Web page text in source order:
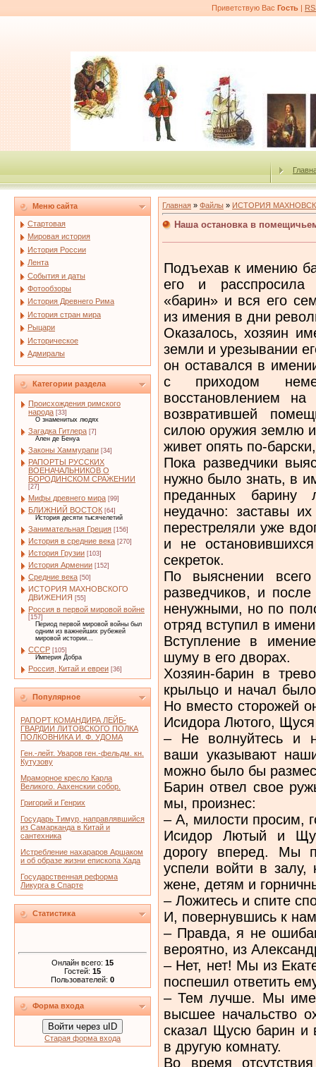
Приветствую Вас Гость |
Меню сайта
Стартовая
Мировая история
История России
Лента
События и даты
Фотообзоры
История Древнего Рима
История стран мира
Рыцари
Историческое
Адмиралы
Категории раздела
Происхождения римского
народа [33]
О знаменитых людях
Загадка Гитлера [7]
Ален де Бенуа
Законы Хаммурапи [34]
РАПОРТЫ РУССКИХ
ВОЕНАЧАЛЬНИКОВ О
БОРОДИНСКОМ СРАЖЕНИИ
[27]
Мифы древнего мира [99]
БЛИЖНИЙ ВОСТОК [64]
История десяти тысячелетий
Занимательная Греция [156]
История в средние века [270]
История Грузии [103]
История Армении [152]
Средние века [50]
ИСТОРИЯ МАХНОВСКОГО
ДВИЖЕНИЯ [55]
Россия в первой мировой войне
[157]
Период первой мировой войны был
одним из важнейших рубежей
мировой истории...
СССР [105]
Империя Добра
Россия, Китай и евреи [36]
Популярное
РАПОРТ КОМАНДИРА ЛЕЙБ-
ГВАРДИИ ЛИТОВСКОГО ПОЛКА
ПОЛКОВНИКА И. Ф. УДОМА
Ген.-лейт. Уваров ген.-фельдм. кн.
Кутузову
Мраморное кресло Карла
Великого. Аахенскии собор.
Григорий и Генрих
Государь Тимур, направлявшийся
из Самарканда в Китай и
сантехника
Истребление нахараров Аршаком
и об образе жизни епископа Хада
Государственная реформа
Ликурга в Спарте
Статистика
Онлайн всего: 15
Гостей: 15
Пользователей: 0
Форма входа
Войти через uID
Старая форма входа
Главная » Файлы » ИСТОРИЯ
Наша остановка в
Подъехав к имению
его и расспросила
«барин» и вся его
из имения в дни
Оказалось, хозяин
земли и урезывании
он оставался в
с приходом
восстановлением
возвратившей
силою оружия землю
живет опять по-
Пока разведчики
нужно было знать, в
преданных барину
неудачно: заставы
перестреляли уже
и не
секреток.
По выяснении
разведчиков, и
ненужными, но по
отряд вступил в
Вступление в
шуму в его дворах.
Хозяин-барин в
крыльцо и начал
Но вместо сторожей
Исидора Лютого,
– Не волнуйтесь и
ваши указывают
можно было бы
Барин отвел свое
мы, произнес:
– А, милости просим,
Исидор Лютый и
дорогу вперед. Мы
успели войти в залу,
жене, детям и
– Ложитесь и спите
И, повернувшись к
– Правда, я не
вероятно, из
– Нет, нет! Мы из
поспешил ответить
– Тем лучше. Мы
высшее начальство
сказал Щусю барин и
в другую комнату.
Во время